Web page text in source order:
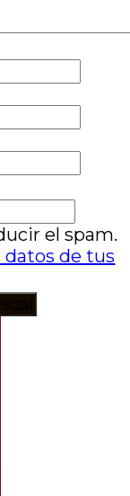
el spam.
datos de tus